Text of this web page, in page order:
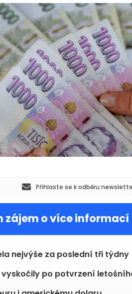
Přihlaste se k odběru
zájem o více informací
nejvýše za poslední tři týdny
+2,18 %
vyskočily po potvrzení